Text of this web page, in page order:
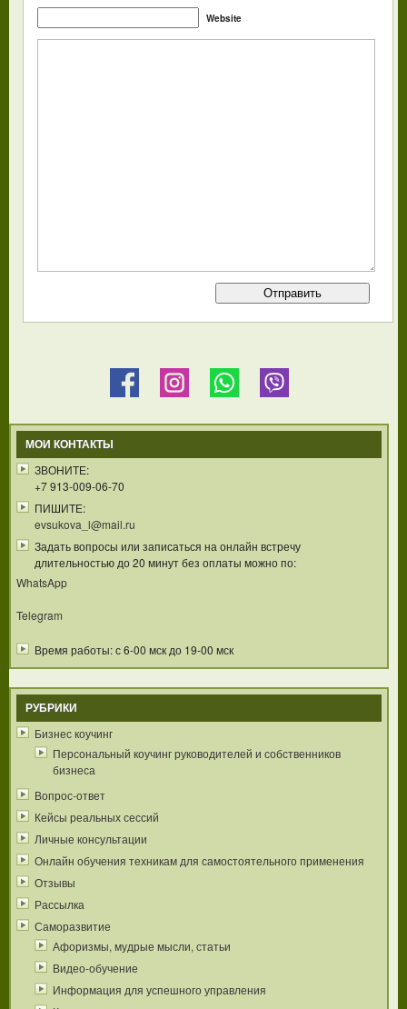
Website
МОИ КОНТАКТЫ
ЗВОНИТЕ:
+7 913-009-06-70
ПИШИТЕ:
evsukova_l@mail.ru
Задать вопросы или записаться на онлайн встречу
длительностью до 20 минут без оплаты можно по:
WhatsApp
Telegram
Время работы: с 6-00 мск до 19-00 мск
РУБРИКИ
Бизнес коучинг
Персональный коучинг руководителей и собственников
бизнеса
Вопрос-ответ
Кейсы реальных сессий
Личные консультации
Онлайн обучения техникам для самостоятельного применения
Отзывы
Рассылка
Саморазвитие
Афоризмы, мудрые мысли, статьи
Видео-обучение
Информация для успешного управления